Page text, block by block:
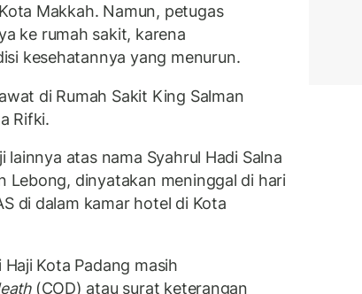
Makkah. Namun, petugas
ke rumah sakit, karena
kesehatannya yang menurun.
di Rumah Sakit King Salman
Rifki.
lainnya atas nama Syahrul Hadi Salna
Lebong, dinyatakan meninggal di hari
di dalam kamar hotel di Kota
Kota Padang masih
(COD) atau surat keterangan